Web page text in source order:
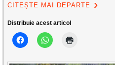
CITEȘTE MAI DEPARTE
Distribuie acest articol